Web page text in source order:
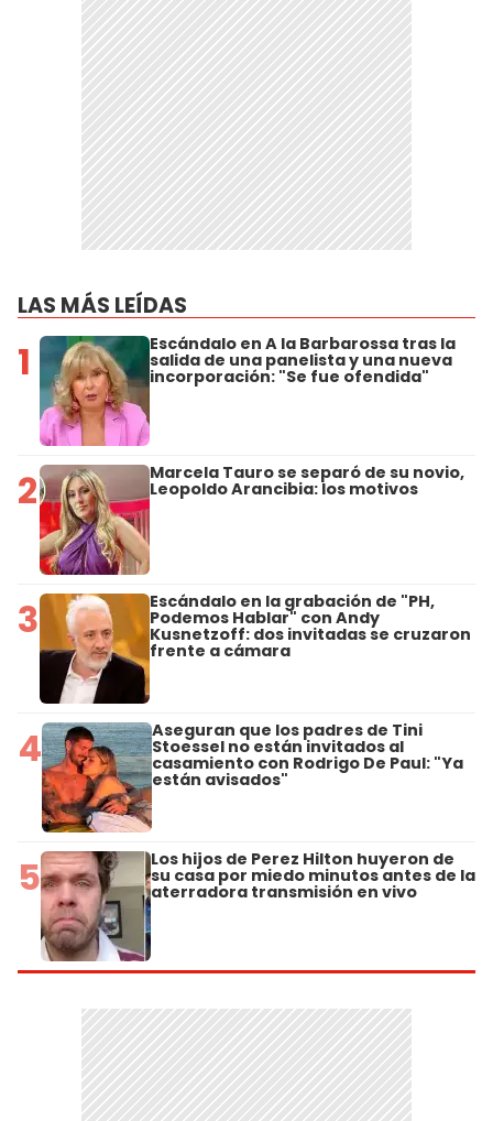
LAS MÁS LEÍDAS
1 Escándalo en A la Barbarossa tras la
salida de una panelista y una nueva
incorporación: "Se fue ofendida"
2 Marcela Tauro se separó de su novio,
Leopoldo Arancibia: los motivos
3 Escándalo en la grabación de "PH,
Podemos Hablar" con Andy
Kusnetzoff: dos invitadas se cruzaron
frente a cámara
4 Aseguran que los padres de Tini
Stoessel no están invitados al
casamiento con Rodrigo De Paul: "Ya
están avisados"
5 Los hijos de Perez Hilton huyeron de
su casa por miedo minutos antes de la
aterradora transmisión en vivo